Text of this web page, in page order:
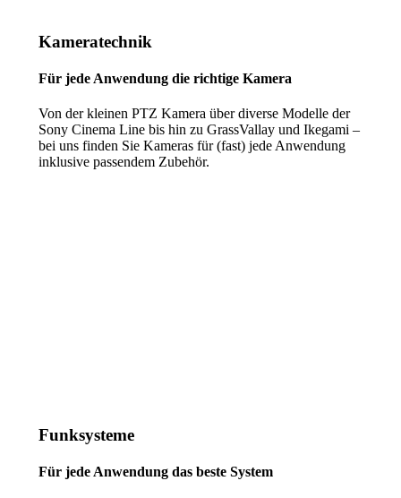
Kameratechnik
Für jede Anwendung die richtige Kamera
Von der kleinen PTZ Kamera über diverse Modelle der
Sony Cinema Line bis hin zu GrassVallay und Ikegami –
bei uns finden Sie Kameras für (fast) jede Anwendung
inklusive passendem Zubehör.
Funksysteme
Für jede Anwendung das beste System